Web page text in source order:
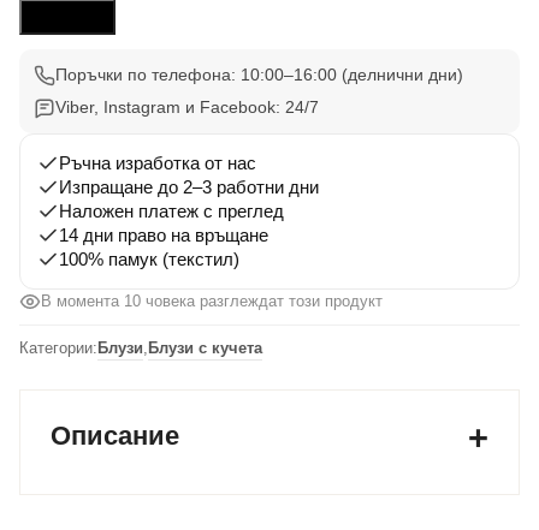
003
Поръчки по телефона: 10:00–16:00 (делнични дни)
Viber, Instagram и Facebook: 24/7
Ръчна изработка от нас
Изпращане до 2–3 работни дни
Наложен платеж с преглед
14 дни право на връщане
100% памук (текстил)
В момента 10 човека разглеждат този продукт
Категории: Блузи Блузи с кучета
Описание